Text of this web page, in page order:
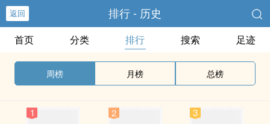
返回 排行 - 历史
首页 分类 排行 搜索 足迹
周榜 月榜 总榜